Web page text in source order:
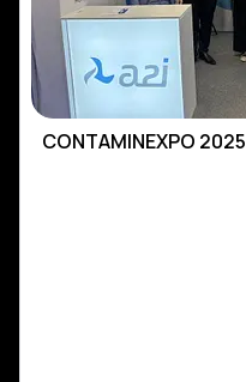
CONTAMINEXPO 2025